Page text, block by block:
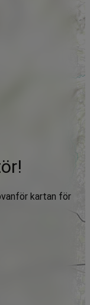
kartan för